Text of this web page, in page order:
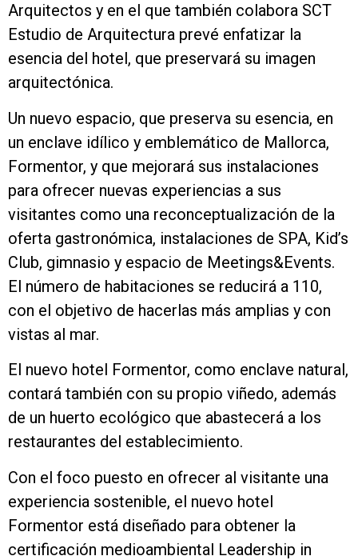
Arquitectos y en el que también colabora SCT
Estudio de Arquitectura prevé enfatizar la
esencia del hotel, que preservará su imagen
arquitectónica.
Un nuevo espacio, que preserva su esencia, en
un enclave idílico y emblemático de Mallorca,
Formentor, y que mejorará sus instalaciones
para ofrecer nuevas experiencias a sus
visitantes como una reconceptualización de la
oferta gastronómica, instalaciones de SPA, Kid’s
Club, gimnasio y espacio de Meetings&Events.
El número de habitaciones se reducirá a 110,
con el objetivo de hacerlas más amplias y con
vistas al mar.
El nuevo hotel Formentor, como enclave natural,
contará también con su propio viñedo, además
de un huerto ecológico que abastecerá a los
restaurantes del establecimiento.
Con el foco puesto en ofrecer al visitante una
experiencia sostenible, el nuevo hotel
Formentor está diseñado para obtener la
certificación medioambiental Leadership in